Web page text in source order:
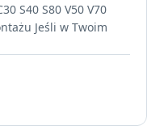
S40 S80 V50 V70
Jeśli w Twoim